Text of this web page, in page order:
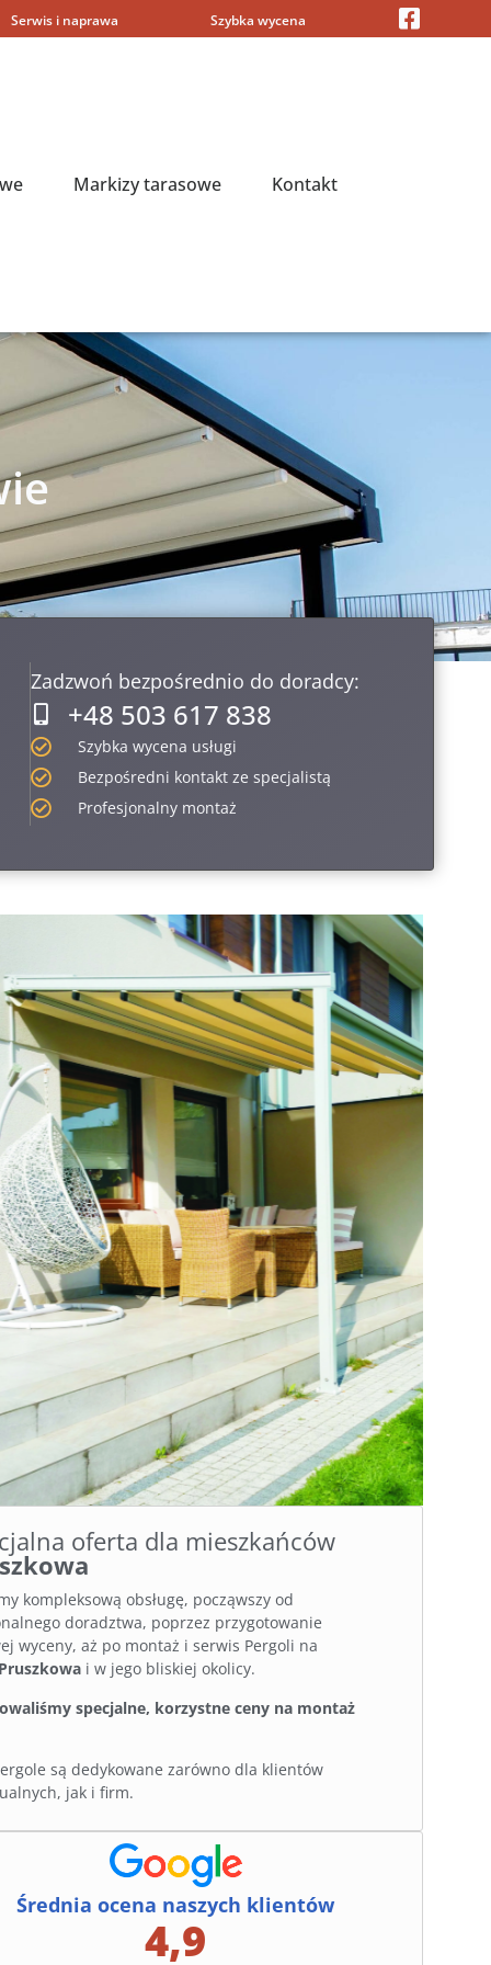
Serwis i naprawa Szybka wycena
Markizy tarasowe Kontakt
Zadzwoń bezpośrednio do doradcy:
+48 503 617 838
Szybka wycena usługi
Bezpośredni kontakt ze specjalistą
Profesjonalny montaż
oferta dla mieszkańców
kompleksową obsługę, począwszy od
doradztwa, poprzez przygotowanie
wyceny, aż po montaż i serwis Pergoli na
Pruszkowa i w jego bliskiej okolicy.
specjalne, korzystne ceny na montaż
są dedykowane zarówno dla klientów
jak i firm.
Średnia ocena naszych klientów
4,9